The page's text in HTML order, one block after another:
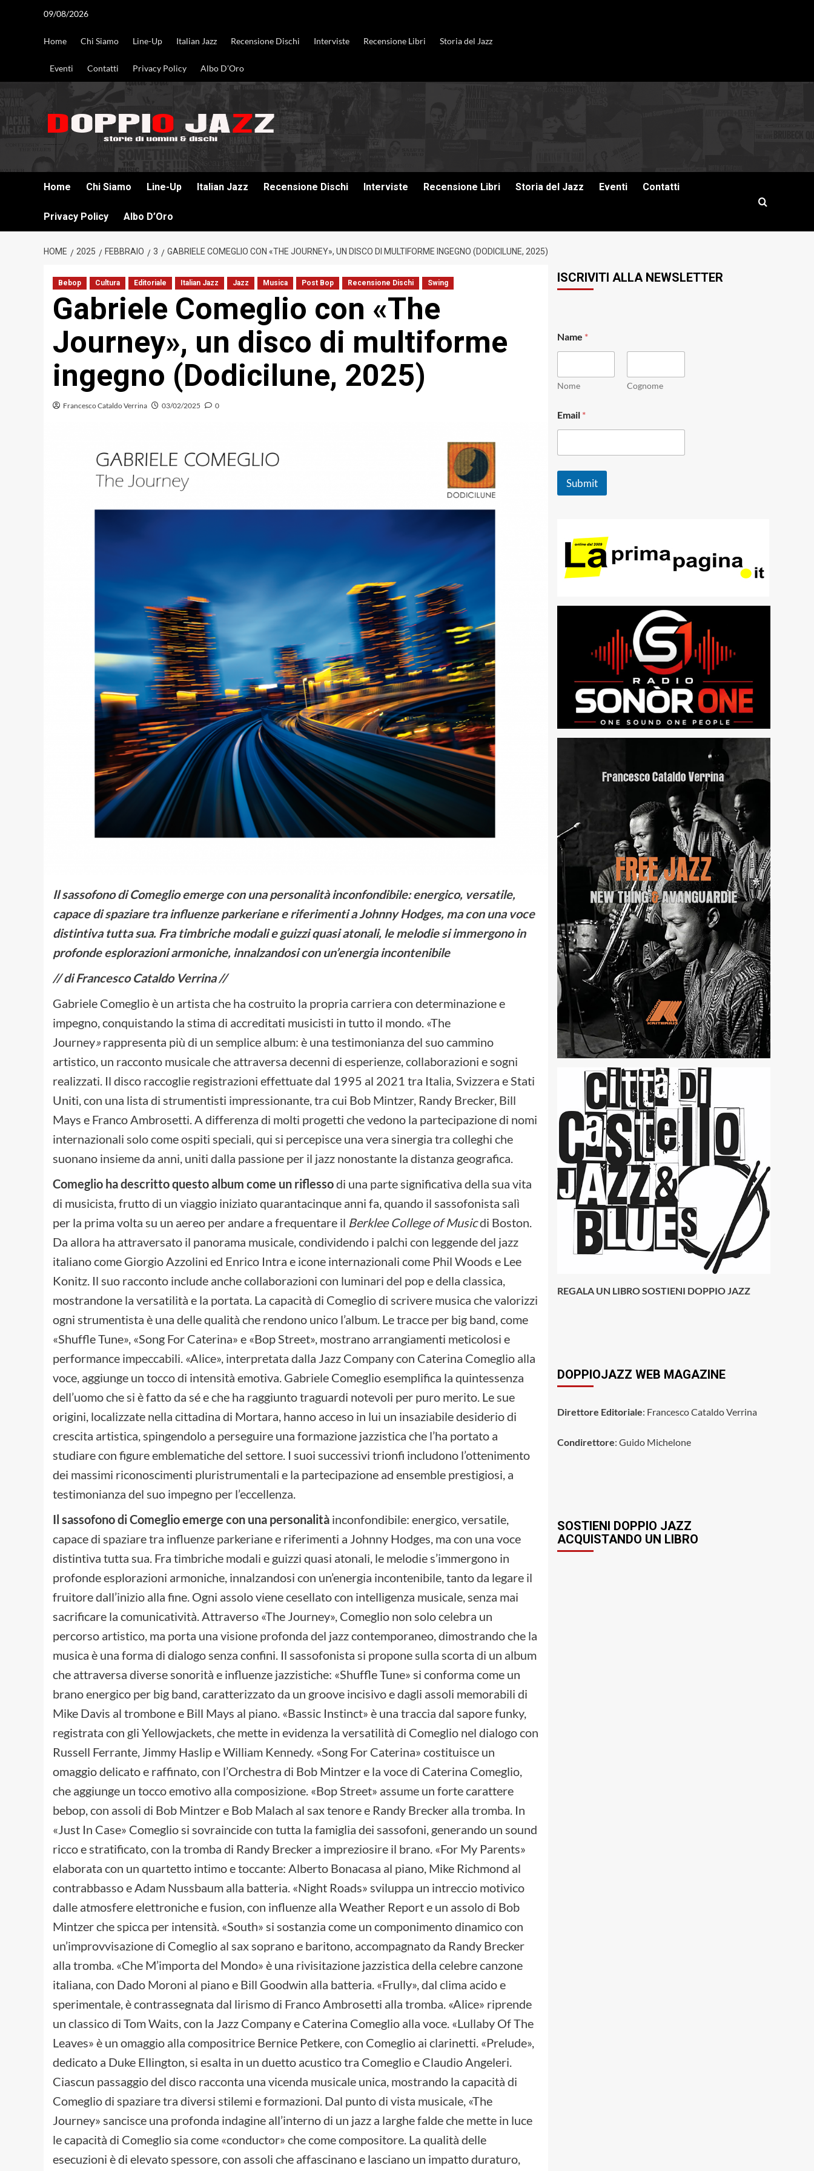
09/08/2026
Home Chi Siamo Line-Up Italian Jazz Recensione Dischi Interviste Recensione Libri Storia del Jazz
Eventi Contatti Privacy Policy Albo D’Oro
Home Chi Siamo Line-Up Italian Jazz Recensione Dischi Interviste Recensione Libri Storia del Jazz Eventi Contatti
Privacy Policy Albo D’Oro
HOME 2025 FEBBRAIO 3 GABRIELE COMEGLIO CON «THE JOURNEY», UN DISCO DI MULTIFORME INGEGNO (DODICILUNE, 2025)
Bebop Cultura Editoriale Italian Jazz Jazz Musica Post Bop Recensione Dischi Swing
Gabriele Comeglio con «The
Journey», un disco di multiforme
ingegno (Dodicilune, 2025)
Francesco Cataldo Verrina 03/02/2025 0
Il sassofono di Comeglio emerge con una personalità inconfondibile: energico, versatile,
capace di spaziare tra influenze parkeriane e riferimenti a Johnny Hodges, ma con una voce
distintiva tutta sua. Fra timbriche modali e guizzi quasi atonali, le melodie si immergono in
profonde esplorazioni armoniche, innalzandosi con un’energia incontenibile
// di Francesco Cataldo Verrina //
Gabriele Comeglio è un artista che ha costruito la propria carriera con determinazione e
impegno, conquistando la stima di accreditati musicisti in tutto il mondo. «The
Journey» rappresenta più di un semplice album: è una testimonianza del suo cammino
artistico, un racconto musicale che attraversa decenni di esperienze, collaborazioni e sogni
realizzati. Il disco raccoglie registrazioni effettuate dal 1995 al 2021 tra Italia, Svizzera e Stati
Uniti, con una lista di strumentisti impressionante, tra cui Bob Mintzer, Randy Brecker, Bill
Mays e Franco Ambrosetti. A differenza di molti progetti che vedono la partecipazione di nomi
internazionali solo come ospiti speciali, qui si percepisce una vera sinergia tra colleghi che
suonano insieme da anni, uniti dalla passione per il jazz nonostante la distanza geografica.
Comeglio ha descritto questo album come un riflessodi una parte significativa della sua vita
di musicista, frutto di un viaggio iniziato quarantacinque anni fa, quando il sassofonista salì
per la prima volta su un aereo per andare a frequentare il Berklee College of Musicdi Boston.
Da allora ha attraversato il panorama musicale, condividendo i palchi con leggende del jazz
italiano come Giorgio Azzolini ed Enrico Intra e icone internazionali come Phil Woods e Lee
Konitz. Il suo racconto include anche collaborazioni con luminari del pop e della classica,
mostrandone la versatilità e la portata. La capacità di Comeglio di scrivere musica che valorizzi
ogni strumentista è una delle qualità che rendono unico l’album. Le tracce per big band, come
«Shuffle Tune», «Song For Caterina» e «Bop Street», mostrano arrangiamenti meticolosi e
performance impeccabili. «Alice», interpretata dalla Jazz Company con Caterina Comeglio alla
voce, aggiunge un tocco di intensità emotiva. Gabriele Comeglio esemplifica la quintessenza
dell’uomo che si è fatto da sé e che ha raggiunto traguardi notevoli per puro merito. Le sue
origini, localizzate nella cittadina di Mortara, hanno acceso in lui un insaziabile desiderio di
crescita artistica, spingendolo a perseguire una formazione jazzistica che l’ha portato a
studiare con figure emblematiche del settore. I suoi successivi trionfi includono l’ottenimento
dei massimi riconoscimenti pluristrumentali e la partecipazione ad ensemble prestigiosi, a
testimonianza del suo impegno per l’eccellenza.
Il sassofono di Comeglio emerge con una personalità inconfondibile: energico, versatile,
capace di spaziare tra influenze parkeriane e riferimenti a Johnny Hodges, ma con una voce
distintiva tutta sua. Fra timbriche modali e guizzi quasi atonali, le melodie s’immergono in
profonde esplorazioni armoniche, innalzandosi con un’energia incontenibile, tanto da legare il
fruitore dall’inizio alla fine. Ogni assolo viene cesellato con intelligenza musicale, senza mai
sacrificare la comunicatività. Attraverso «The Journey», Comeglio non solo celebra un
percorso artistico, ma porta una visione profonda del jazz contemporaneo, dimostrando che la
musica è una forma di dialogo senza confini. Il sassofonista si propone sulla scorta di un album
che attraversa diverse sonorità e influenze jazzistiche: «Shuffle Tune» si conforma come un
brano energico per big band, caratterizzato da un groove incisivo e dagli assoli memorabili di
Mike Davis al trombone e Bill Mays al piano. «Bassic Instinct» è una traccia dal sapore funky,
registrata con gli Yellowjackets, che mette in evidenza la versatilità di Comeglio nel dialogo con
Russell Ferrante, Jimmy Haslip e William Kennedy. «Song For Caterina» costituisce un
omaggio delicato e raffinato, con l’Orchestra di Bob Mintzer e la voce di Caterina Comeglio,
che aggiunge un tocco emotivo alla composizione. «Bop Street» assume un forte carattere
bebop, con assoli di Bob Mintzer e Bob Malach al sax tenore e Randy Brecker alla tromba. In
«Just In Case» Comeglio si sovraincide con tutta la famiglia dei sassofoni, generando un sound
ricco e stratificato, con la tromba di Randy Brecker a impreziosire il brano. «For My Parents»
elaborata con un quartetto intimo e toccante: Alberto Bonacasa al piano, Mike Richmond al
contrabbasso e Adam Nussbaum alla batteria. «Night Roads» sviluppa un intreccio motivico
dalle atmosfere elettroniche e fusion, con influenze alla Weather Report e un assolo di Bob
Mintzer che spicca per intensità. «South» si sostanzia come un componimento dinamico con
un’improvvisazione di Comeglio al sax soprano e baritono, accompagnato da Randy Brecker
alla tromba. «Che M’importa del Mondo» è una rivisitazione jazzistica della celebre canzone
italiana, con Dado Moroni al piano e Bill Goodwin alla batteria. «Frully», dal clima acido e
sperimentale, è contrassegnata dal lirismo di Franco Ambrosetti alla tromba. «Alice» riprende
un classico di Tom Waits, con la Jazz Company e Caterina Comeglio alla voce. «Lullaby Of The
Leaves» è un omaggio alla compositrice Bernice Petkere, con Comeglio ai clarinetti. «Prelude»,
dedicato a Duke Ellington, si esalta in un duetto acustico tra Comeglio e Claudio Angeleri.
Ciascun passaggio del disco racconta una vicenda musicale unica, mostrando la capacità di
Comeglio di spaziare tra diversi stilemi e formazioni. Dal punto di vista musicale, «The
Journey» sancisce una profonda indagine all’interno di un jazz a larghe falde che mette in luce
le capacità di Comeglio sia come «conductor» che come compositore. La qualità delle
esecuzioni è di elevato spessore, con assoli che affascinano e lasciano un impatto duraturo,
ISCRIVITI ALLA NEWSLETTER
E
m
i
l
m
e
Name *
Nome Cognome
Email *
Submit
REGALA UN LIBRO SOSTIENI DOPPIO JAZZ
DOPPIOJAZZ WEB MAGAZINE
Direttore Editoriale: Francesco Cataldo Verrina
Condirettore: Guido Michelone
SOSTIENI DOPPIO JAZZ
ACQUISTANDO UN LIBRO